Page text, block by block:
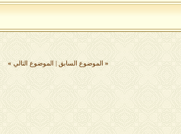
« الموضوع السابق الموضوع التالي »